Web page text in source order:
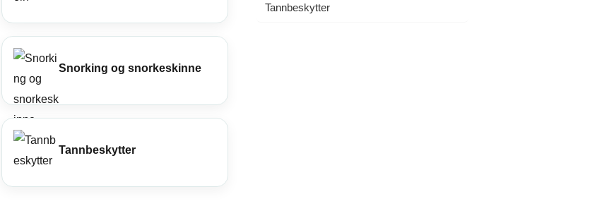
i Oslo: Akutt
Snorking og snorkeskinne
Tannbeskytter
Tannbeskytter